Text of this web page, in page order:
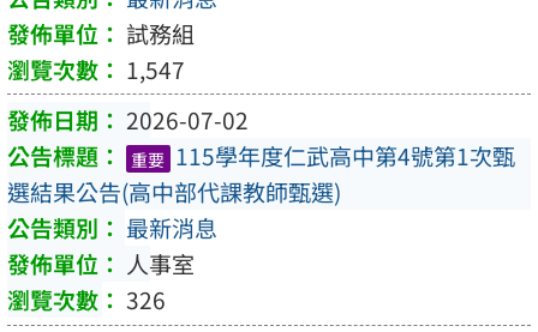
試務組
1,547
2026-07-02
重要 115學年度仁武高中第4號第1次甄
選結果公告(高中部代課教師甄選)
最新消息
人事室
326